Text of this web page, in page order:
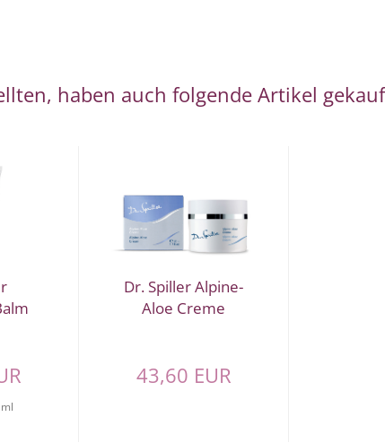
haben auch folgende Artikel
Dr. Spiller Alpine-
Aloe Creme
43,60 EUR